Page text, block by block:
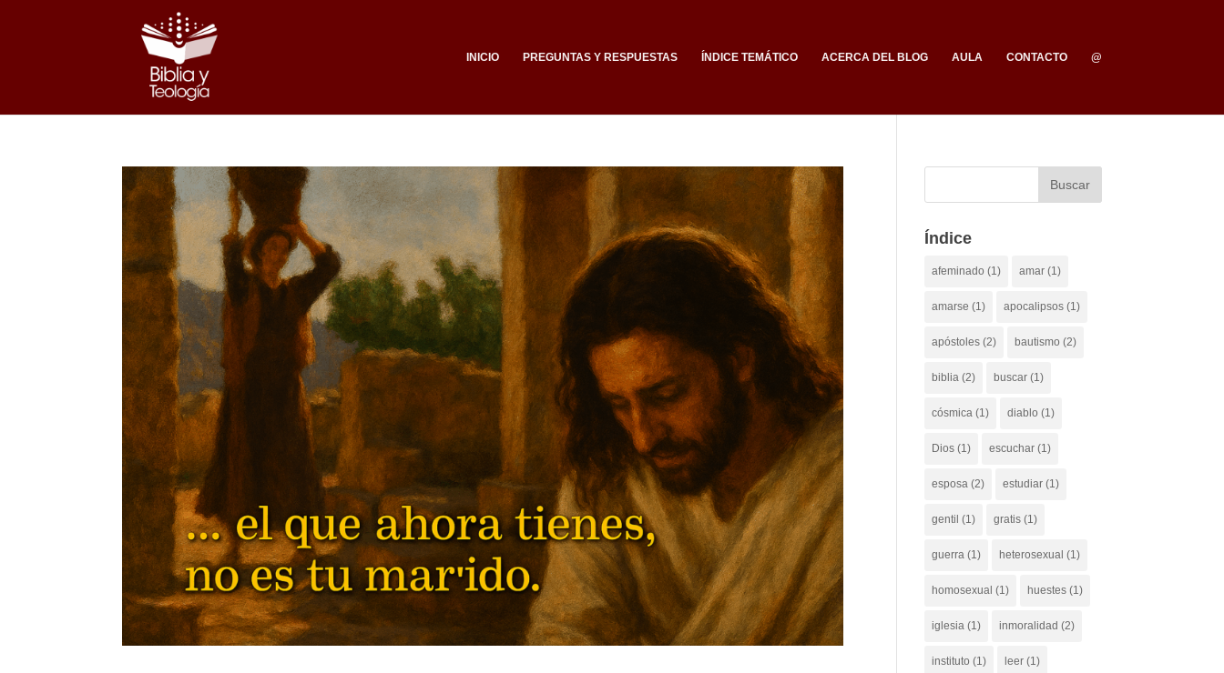
INICIO PREGUNTAS Y RESPUESTAS ÍNDICE TEMÁTICO ACERCA DEL BLOG AULA CONTACTO @
Índice
afeminado (1) amar (1)
amarse (1) apocalipsos (1)
apóstoles (2) bautismo (2)
biblia (2) buscar (1)
cósmica (1) diablo (1)
Dios (1) escuchar (1)
esposa (2) estudiar (1)
gentil (1) gratis (1)
guerra (1) heterosexual (1)
homosexual (1) huestes (1)
iglesia (1) inmoralidad (2)
instituto (1) leer (1)